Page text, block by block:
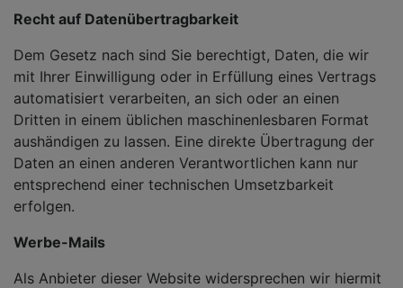
Recht auf Datenübertragbarkeit
Dem Gesetz nach sind Sie berechtigt, Daten, die wir
mit Ihrer Einwilligung oder in Erfüllung eines Vertrags
automatisiert verarbeiten, an sich oder an einen
Dritten in einem üblichen maschinenlesbaren Format
aushändigen zu lassen. Eine direkte Übertragung der
Daten an einen anderen Verantwortlichen kann nur
entsprechend einer technischen Umsetzbarkeit
erfolgen.
Werbe-Mails
Als Anbieter dieser Website widersprechen wir hiermit